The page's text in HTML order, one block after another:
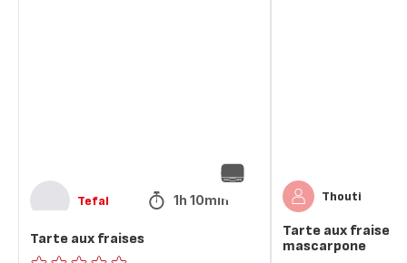
Tefal 1h 10min
Tarte aux fraises
Thouti
Tarte aux fraises
mascarpone